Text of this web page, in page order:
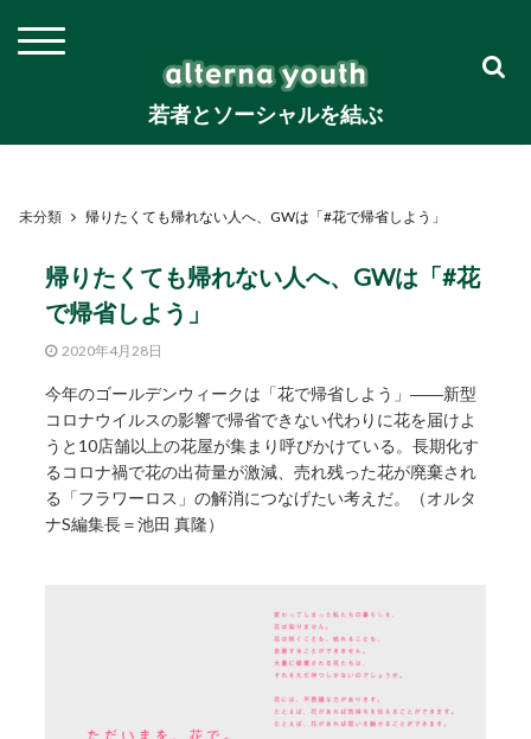
若者とソーシャルを結ぶ
未分類 帰りたくても帰れない人へ、GWは「#花で帰省しよう」
帰りたくても帰れない人へ、GWは「#花
で帰省しよう」
2020年4月28日
今年のゴールデンウィークは「花で帰省しよう」――新型
コロナウイルスの影響で帰省できない代わりに花を届けよ
うと10店舗以上の花屋が集まり呼びかけている。長期化す
るコロナ禍で花の出荷量が激減、売れ残った花が廃棄され
る「フラワーロス」の解消につなげたい考えだ。（オルタ
ナS編集長＝池田 真隆）